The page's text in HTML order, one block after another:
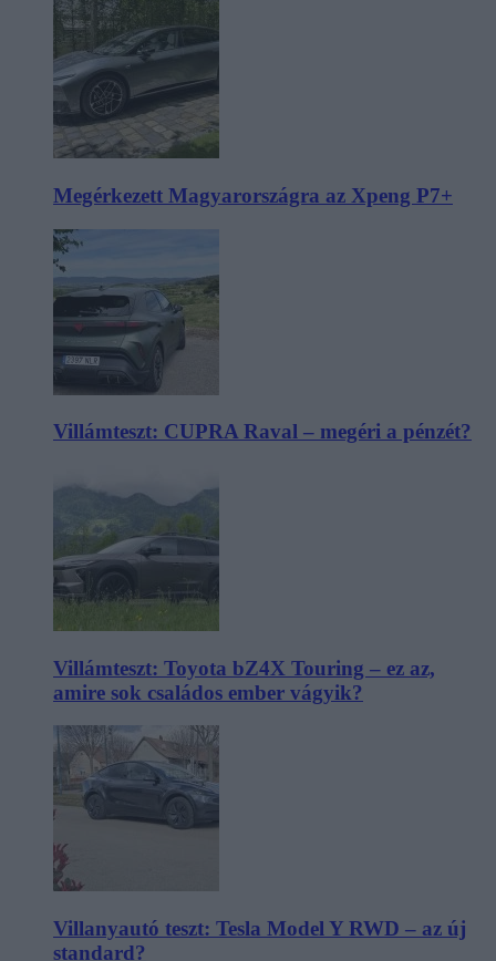
Megérkezett Magyarországra az Xpeng P7+
Villámteszt: CUPRA Raval – megéri a pénzét?
Villámteszt: Toyota bZ4X Touring – ez az,
amire sok családos ember vágyik?
Villanyautó teszt: Tesla Model Y RWD – az új
standard?